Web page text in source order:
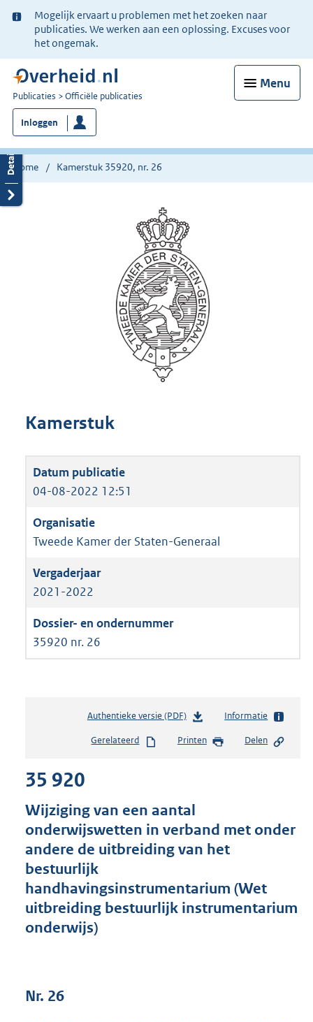
Ter
informatie:
Mogelijk ervaart u problemen met het zoeken naar
publicaties. We werken aan een oplossing. Excuses voor
het ongemak.
Menu
U
bent
nu
hier:
Publicaties Officiële publicaties
Inloggen
Home Kamerstuk 35920, nr. 26
Kamerstuk
04-08-2022 12:51
Tweede Kamer der Staten-Generaal
2021-2022
35920 nr. 26
Authentieke versie (PDF)b
s
s
g
r
t
t
Informatie
Gerelateerd Printen Delen
35 920
Wijziging van een aantal
onderwijswetten in verband met onder
andere de uitbreiding van het
bestuurlijk
handhavingsinstrumentarium (Wet
uitbreiding bestuurlijk instrumentarium
onderwijs)
Nr. 26